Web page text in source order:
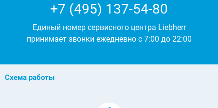
+7 (495) 137-54-80
Единый номер сервисного центра Liebherr
принимает звонки ежедневно с 7:00 до 22:00
Схема работы